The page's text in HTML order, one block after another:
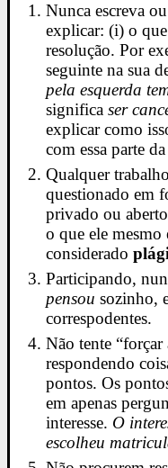
Nunca escreva
explicar: (i) o
resolução. Por
seguinte na sua
pela esquerda
significaser
explicar como
com essa parte
Qualquer
questionado em
privado ou
o que ele mesmo
considerado
Participando,
pensou sozinho,
correspodentes.
Não tente
respondendo
pontos. Os
em apenas
interesse. O
escolheu